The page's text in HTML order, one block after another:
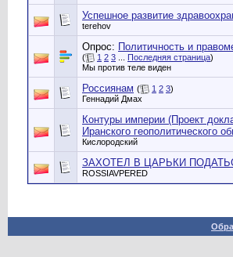
Успешное развитие
terehov
Опрос: Политичность и
( 1 2 3 Последняя страница)
Мы против теле виден
Россиянам ( 1 2 3)
Геннадий Дмах
Контуры империи (Проект
Иранского геополитического
Кислородский
ЗАХОТЕЛ В ЦАРЬКИ
ROSSIAVPERED